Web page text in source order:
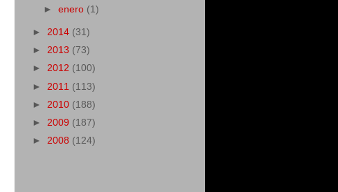
►enero (1)
► 2014 (31)
► 2013 (73)
► 2012 (100)
► 2011 (113)
► 2010 (188)
► 2009 (187)
► 2008 (124)